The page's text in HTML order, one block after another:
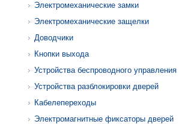
Электромеханические замки
Электромеханические защелки
Доводчики
Кнопки выхода
Устройства беспроводного управления
Устройства разблокировки дверей
Кабелепереходы
Электромагнитные фиксаторы дверей